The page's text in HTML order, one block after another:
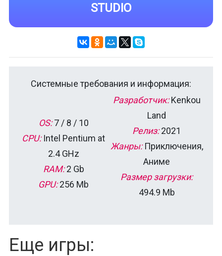
STUDIO
Системные требования и информация:
OS:7 / 8 / 10
CPU:Intel Pentium at
2.4 GHz
RAM:2 Gb
GPU:256 Mb
Разработчик:Kenkou
Land
Релиз:2021
Жанры:Приключения,
Аниме
Размер загрузки:
494.9 Mb
Еще игры: